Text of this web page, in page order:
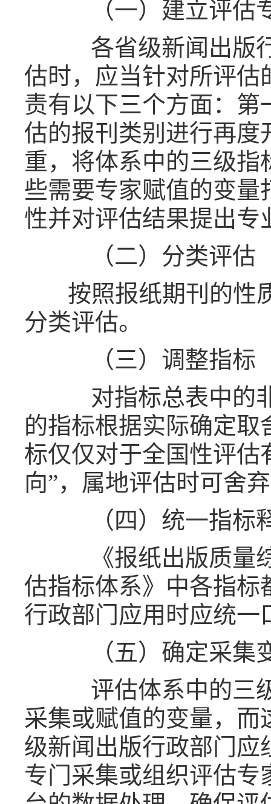
（一）建立评估
各省级新闻出版行
估时，应当针对所评估
责有以下三个方面：
估的报刊类别进行再度
重，将体系中的三级
些需要专家赋值的变
性并对评估结果提出专
（二）分类评估
按照报纸期刊的性
分类评估。
（三）调整指标
对指标总表中的非
的指标根据实际确定
标仅仅对于全国性评估
向”，属地评估时可舍
（四）统一指标
《报纸出版质量综
估指标体系》中各指标
行政部门应用时应统一
（五）确定采集
评估体系中的三级
采集或赋值的变量，
级新闻出版行政部门
专门采集或组织评估